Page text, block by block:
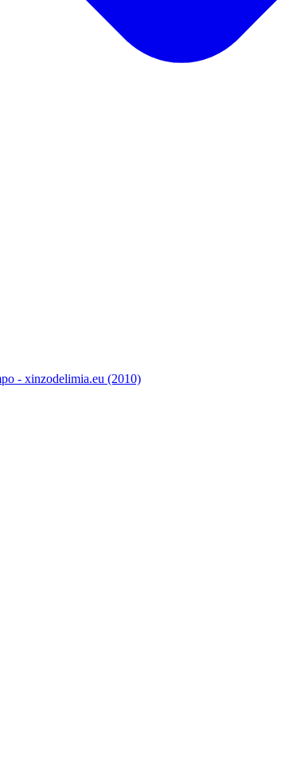
- xinzodelimia.eu (2010)